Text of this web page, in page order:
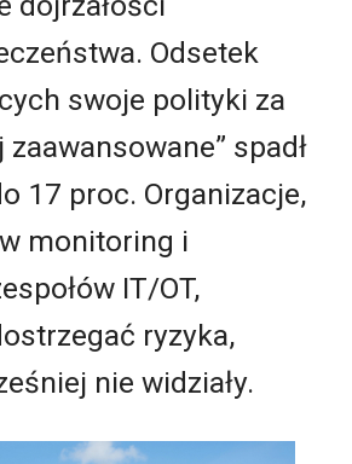
Odsetek
swoje polityki za
zaawansowane” spadł
17 proc. Organizacje,
monitoring i
IT/OT,
ryzyka,
nie widziały.